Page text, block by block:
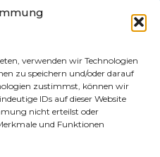
verwenden wir Technologien
zu speichern und/oder darauf
zustimmst, können wir
IDs auf dieser Website
nicht erteilst oder
und Funktionen